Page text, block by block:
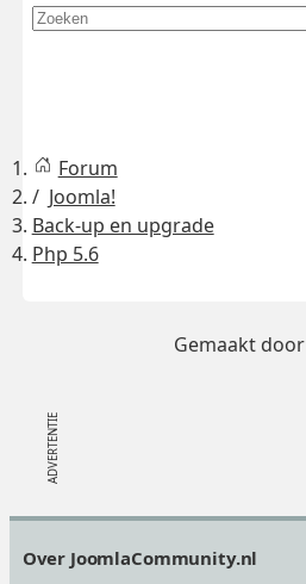
Forum
Joomla!
Back-up en upgrade
Php 5.6
Gemaakt door
Over JoomlaCommunity.nl